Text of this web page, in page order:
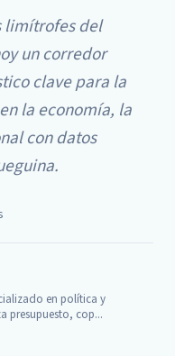
limítrofes del
un corredor
clave para la
la economía, la
con datos
en política y
presupuesto, cop...